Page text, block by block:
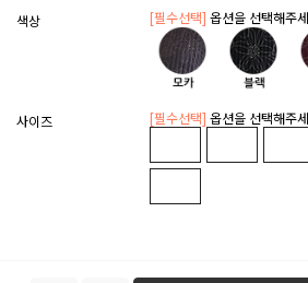
색상 [필수선택] 옵션을 선택해주
사이즈 [필수선택] 옵션을 선택해주